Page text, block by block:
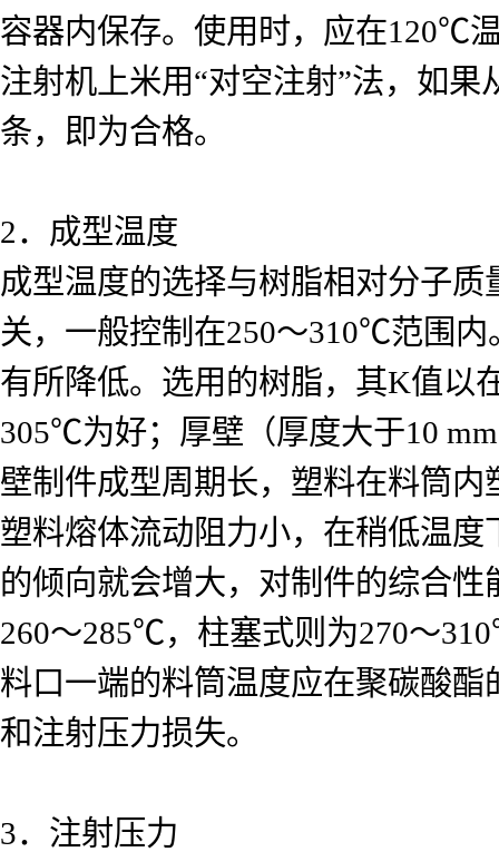
容器内保存。使用时，应在120℃
注射机上米用“对空注射”法，如果
条，即为合格。
2．成型温度
成型温度的选择与树脂相对分子
关，一般控制在250～310℃范围内
有所降低。选用的树脂，其K值以
305℃为好；厚壁（厚度大于10 mm
壁制件成型周期长，塑料在料筒
塑料熔体流动阻力小，在稍低温
的倾向就会增大，对制件的综合
260～285℃，柱塞式则为270～
料口一端的料筒温度应在聚碳酸
和注射压力损失。
3．注射压力